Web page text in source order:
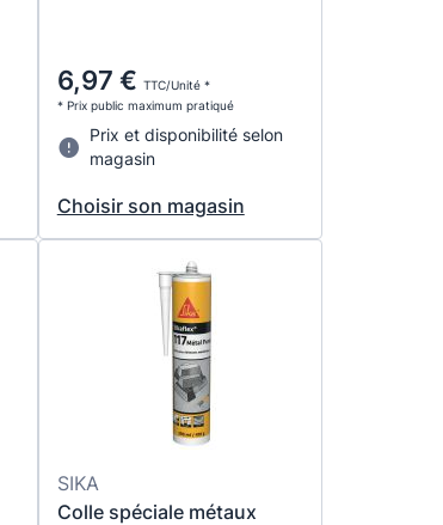
6,97 € TTC/Unité *
* Prix public maximum pratiqué
Prix et disponibilité selon
magasin
Choisir son magasin
SIKA
Colle spéciale métaux